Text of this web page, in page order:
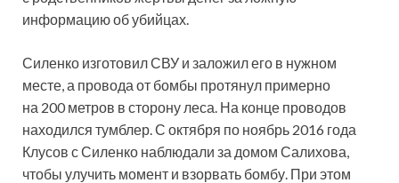
информацию об убийцах.
Силенко изготовил СВУ и заложил его в нужном
месте, а провода от бомбы протянул примерно
на 200 метров в сторону леса. На конце проводов
находился тумблер. С октября по ноябрь 2016 года
Клусов с Силенко наблюдали за домом Салихова,
чтобы улучить момент и взорвать бомбу. При этом